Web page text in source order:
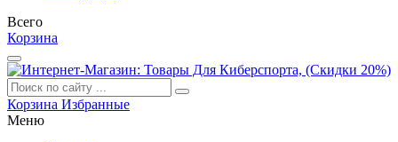
Всего
Корзина
Корзина Избранные
Меню